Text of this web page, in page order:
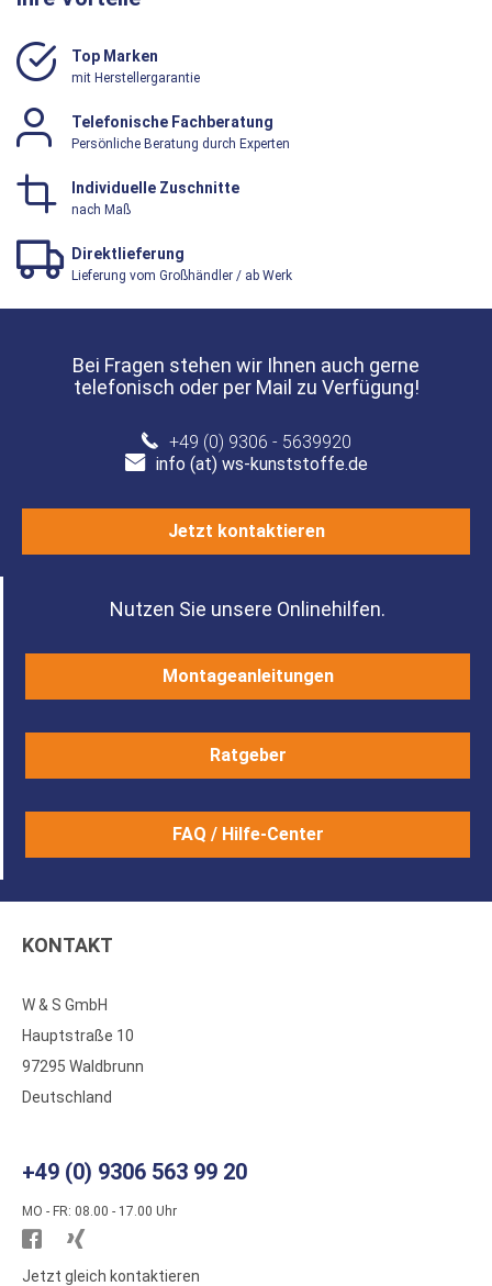
Top Marken
mit Herstellergarantie
Telefonische Fachberatung
Persönliche Beratung durch Experten
Individuelle Zuschnitte
nach Maß
Direktlieferung
Lieferung vom Großhändler / ab Werk
Bei Fragen stehen wir Ihnen auch gerne
telefonisch oder per Mail zu Verfügung!
+49 (0) 9306 - 5639920
info (at) ws-kunststoffe.de
Jetzt kontaktieren
Nutzen Sie unsere Onlinehilfen.
Montageanleitungen
Ratgeber
FAQ / Hilfe-Center
KONTAKT
W & S GmbH
Hauptstraße 10
97295 Waldbrunn
Deutschland
+49 (0) 9306 563 99 20
MO - FR: 08.00 - 17.00 Uhr
Besuchen
Sie
Sie
Jetzt gleich kontaktieren